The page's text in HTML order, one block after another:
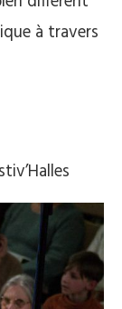
à travers